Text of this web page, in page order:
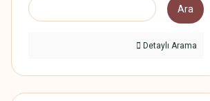
Ara
Detaylı Arama